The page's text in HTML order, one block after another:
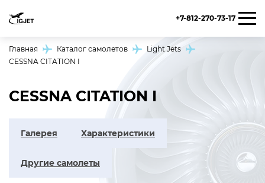
+7-812-270-73-17
Главная Каталог самолетов
Light Jets
CESSNA CITATION I
CESSNA CITATION I
Галерея Характеристики
Другие самолеты